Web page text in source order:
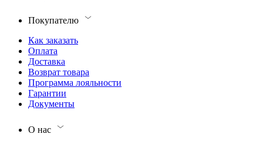
Покупателю
Как заказать
Оплата
Доставка
Возврат товара
Программа лояльности
Гарантии
Документы
О нас